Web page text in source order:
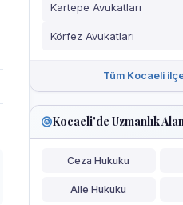
Kartepe Avukatları
Körfez Avukatları
Tüm Kocaeli
Kocaeli'de Uzmanlık
Ceza Hukuku
Aile Hukuku